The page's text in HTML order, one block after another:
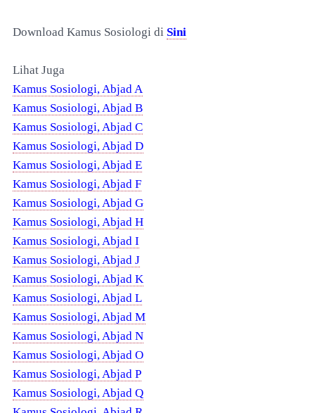
Download Kamus Sosiologi di Sini
Lihat Juga
Kamus Sosiologi, Abjad A
Kamus Sosiologi, Abjad B
Kamus Sosiologi, Abjad C
Kamus Sosiologi, Abjad D
Kamus Sosiologi, Abjad E
Kamus Sosiologi, Abjad F
Kamus Sosiologi, Abjad G
Kamus Sosiologi, Abjad H
Kamus Sosiologi, Abjad I
Kamus Sosiologi, Abjad J
Kamus Sosiologi, Abjad K
Kamus Sosiologi, Abjad L
Kamus Sosiologi, Abjad M
Kamus Sosiologi, Abjad N
Kamus Sosiologi, Abjad O
Kamus Sosiologi, Abjad P
Kamus Sosiologi, Abjad Q